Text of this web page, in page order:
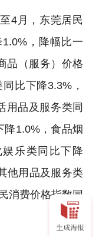
4月，东莞居民
，降幅比一
品（服务）价格
比下降3.3%，
用品及服务类同
降1.0%，食品烟
乐类同比下降
他用品及服务类
消费价格指数同